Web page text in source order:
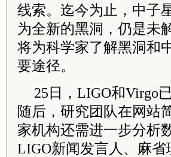
线索。迄今为止，中子
为全新的黑洞，仍是未
将为科学家了解黑洞和
要途径。
25日，LIGO和Virgo
随后，研究团队在网站
家机构还需进一步分析
LIGO新闻发言人、麻